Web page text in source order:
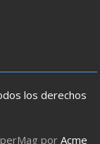
los derechos
porAcme